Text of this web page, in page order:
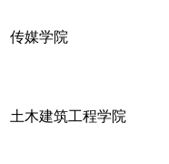
传媒学院
土木建筑工程学院